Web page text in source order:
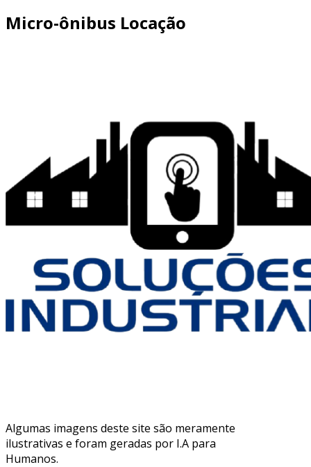
Micro-ônibus Locação
Algumas imagens deste site são meramente
ilustrativas e foram geradas por I.A para
Humanos.